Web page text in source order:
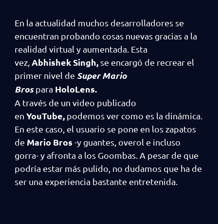
En la actualidad muchos desarrolladores se
encuentran probando cosas nuevas gracias a la
realidad virtual y aumentada. Esta
vez, Abhishek Singh, se encargó de recrear el
primer nivel de Super Mario
Bros para HoloLens.
A través de un video publicado
en YouTube, podemos ver como es la dinámica.
En este caso, el usuario se pone en los zapatos
de Mario Bros -y guantes, overol e incluso
gorra- y afronta a los Goombas. A pesar de que
podría estar más pulido, no dudamos que ha de
ser una experiencia bastante entretenida.